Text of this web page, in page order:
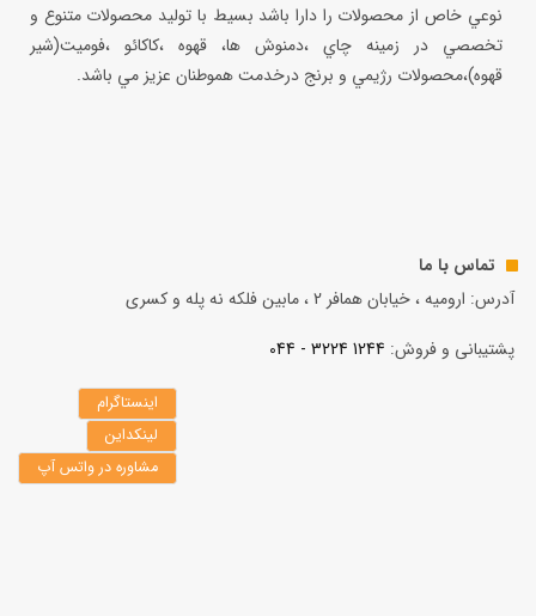
نوعي خاص از محصولات را دارا باشد بسيط با توليد محصولات متنوع و
تخصصي در زمينه چاي ،دمنوش ها، قهوه ،كاكائو ،فوميت(شير
قهوه)،محصولات رژيمي و برنج درخدمت هموطنان عزيز مي باشد.
تماس با ما
آدرس: ارومیه ، خیابان همافر 2 ، مابين فلكه نه پله و کسری
پشتیبانی و فروش: 1244 3224 - 044
اینستاگرام
لینکداین
مشاوره در واتس آپ